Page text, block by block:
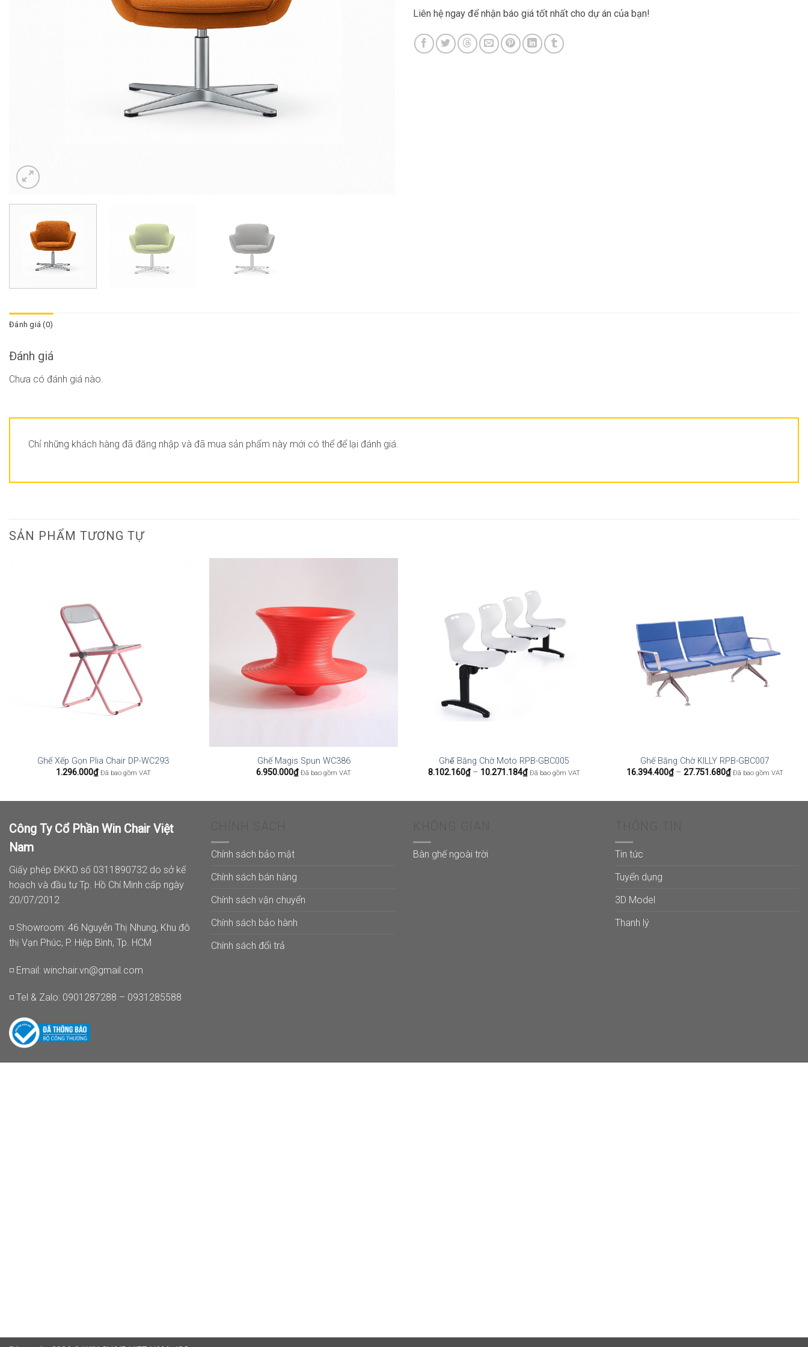
Liên hệ ngay để nhận báo giá tốt nhất cho dự án của bạn!
Đánh giá (0)
Đánh giá
Chưa có đánh giá nào.
Chỉ những khách hàng đã đăng nhập và đã mua sản phẩm này mới có thể để lại đánh giá.
SẢN PHẨM TƯƠNG TỰ
Ghế Xếp Gọn Plia Chair DP-WC293
1.296.000₫ Đã bao gồm VAT
Ghế Magis Spun WC386
6.950.000₫ Đã bao gồm VAT
Ghế Băng Chờ Moto RPB-GBC005
8.102.160₫ – 10.271.184₫Khoảng
giá:
Đã bao gồm VAT
Ghế Băng Chờ KILLY RPB-GBC007
16.394.400₫ – 27.751.680₫Khoảng
giá:
Đã bao gồm VAT
Công Ty Cổ Phần Win Chair Việt
Nam
Giấy phép ĐKKD số 0311890732 do sở kế
hoạch và đầu tư Tp. Hồ Chí Minh cấp ngày
20/07/2012
◽ Showroom: 46 Nguyễn Thị Nhung, Khu đô
thị Vạn Phúc, P. Hiệp Bình, Tp. HCM
◽ Email: winchair.vn@gmail.com
◽ Tel & Zalo: 0901287288 – 0931285588
Chính sách bảo mật
Chính sách bán hàng
Chính sách vận chuyển
Chính sách bảo hành
Chính sách đổi trả
Bàn ghế ngoài trời
Tin tức
Tuyển dụng
3D Model
Thanh lý